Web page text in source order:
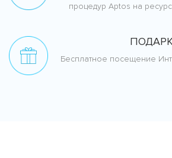
процедур Aptos на
Бесплатное посещение